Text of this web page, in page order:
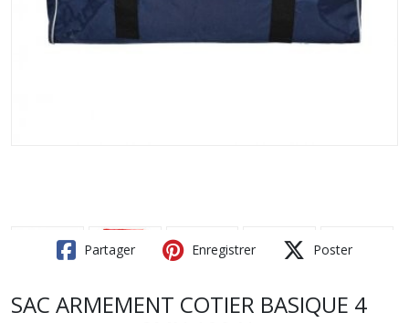
Partager Enregistrer Poster
SAC ARMEMENT COTIER BASIQUE 4